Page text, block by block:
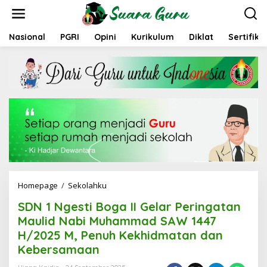
t
Nasional PGRI Opini Kurikulum Diklat
Homepage / Sekolahku
N
1
N
g
SDN 1 Ngesti Boga II Gelar Peringatan
Maulid Nabi Muhammad SAW 1447
H/2025 M, Penuh Kekhidmatan dan
Kebersamaan